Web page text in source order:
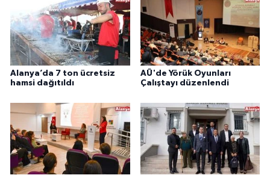
Alanya’da 7 ton ücretsiz
hamsi dağıtıldı
AÜ'de Yörük Oyunları
Çalıştayı düzenlendi